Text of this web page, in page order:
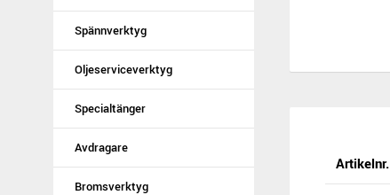
Spännverktyg
Oljeserviceverktyg
Specialtänger
Avdragare
Bromsverktyg
Artikelnr.